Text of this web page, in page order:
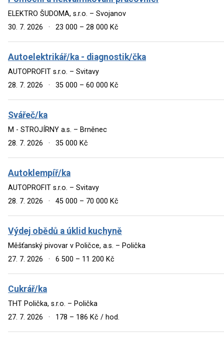
ELEKTRO ŠUDOMA, s.r.o. – Svojanov
30. 7. 2026
· 23 000 – 28 000 Kč
Autoelektrikář/ka - diagnostik/čka
AUTOPROFIT s.r.o. – Svitavy
28. 7. 2026
· 35 000 – 60 000 Kč
Svářeč/ka
M - STROJÍRNY a.s. – Brněnec
28. 7. 2026
· 35 000 Kč
Autoklempíř/ka
AUTOPROFIT s.r.o. – Svitavy
28. 7. 2026
· 45 000 – 70 000 Kč
Výdej obědů a úklid kuchyně
Měšťanský pivovar v Poličce, a.s. – Polička
27. 7. 2026
· 6 500 – 11 200 Kč
Cukrář/ka
THT Polička, s.r.o. – Polička
27. 7. 2026
· 178 – 186 Kč / hod.